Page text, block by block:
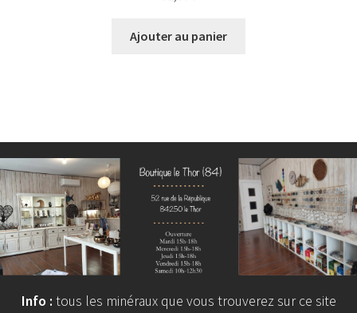
Ajouter au panier
Info : tous les minéraux que vous trouverez sur ce site